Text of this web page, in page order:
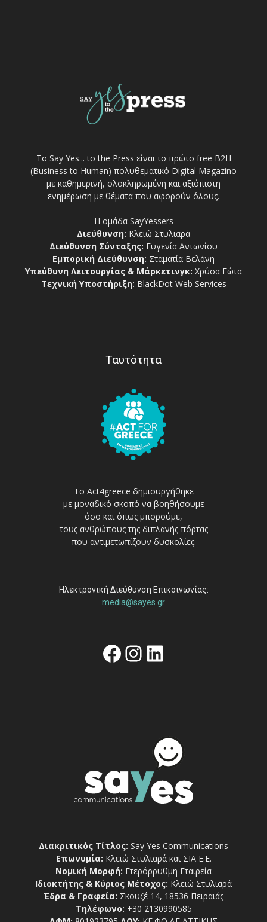
Το Say Yes... to the Press είναι το πρώτο free Β2Η
(Business to Human) πολυθεματικό Digital Magazino
με καθημερινή, ολοκληρωμένη και αξιόπιστη
ενημέρωση με θέματα που αφορούν όλους.
Η ομάδα SayYessers
Διεύθυνση: Κλειώ Στυλιαρά
Διεύθυνση Σύνταξης: Ευγενία Αντωνίου
Εμπορική Διεύθυνση: Σταματία Βελάνη
Υπεύθυνη Λειτουργίας & Μάρκετινγκ: Χρύσα Γώτα
Τεχνική Υποστήριξη: BlackDot Web Services
Ταυτότητα
Το Act4greece δημιουργήθηκε
με μοναδικό σκοπό να βοηθήσουμε
όσο και όπως μπορούμε,
τους ανθρώπους της διπλανής πόρτας
που αντιμετωπίζουν δυσκολίες.
Ηλεκτρονική Διεύθυνση Επικοινωνίας:
media@sayes.gr
Facebook
Instagram
Linkedin
Διακριτικός Τίτλος: Say Yes Communications
Επωνυμία: Κλειώ Στυλιαρά και ΣΙΑ Ε.Ε.
Νομική Μορφή: Ετερόρρυθμη Εταιρεία
Ιδιοκτήτης & Κύριος Μέτοχος: Κλειώ Στυλιαρά
Έδρα & Γραφεία: Σκουζέ 14, 18536 Πειραιάς
Τηλέφωνο: +30 2130990585